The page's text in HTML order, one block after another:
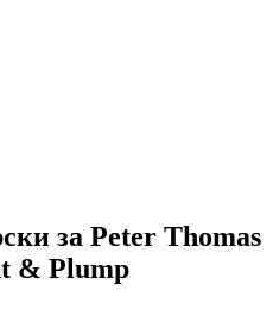
за Peter Thomas
& Plump